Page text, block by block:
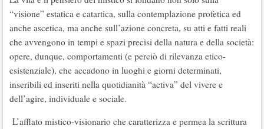
“visione” estatica e catartica, sulla contemplazione profetica ed
anche ascetica, ma anche sull’azione concreta, su atti e fatti reali
che avvengono in tempi e spazi precisi della natura e della società:
opere, dunque, comportamenti (e perciò di rilevanza etico-
esistenziale), che accadono in luoghi e giorni determinati,
inseribili ed inseriti nella quotidianità “activa” del vivere e
dell’agire, individuale e sociale.
L’afflato mistico-visionario che caratterizza e permea la scrittura